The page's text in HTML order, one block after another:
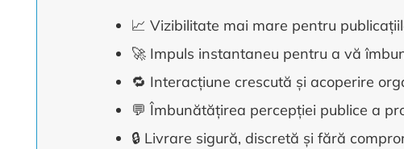
📈 Vizibilitate mai mare pentru
🚀 Impuls instantaneu pentru a vă
🔁 Interacțiune crescută și acoperire
💬 Îmbunătățirea percepției publice a
🔒 Livrare sigură, discretă și fără